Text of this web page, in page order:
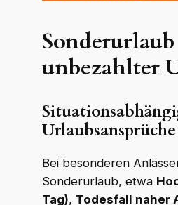
unbezahlter
Urlaubsansprüche
Bei besonderen
Sonderurlaub, etwa
Tag), Todesfall naher